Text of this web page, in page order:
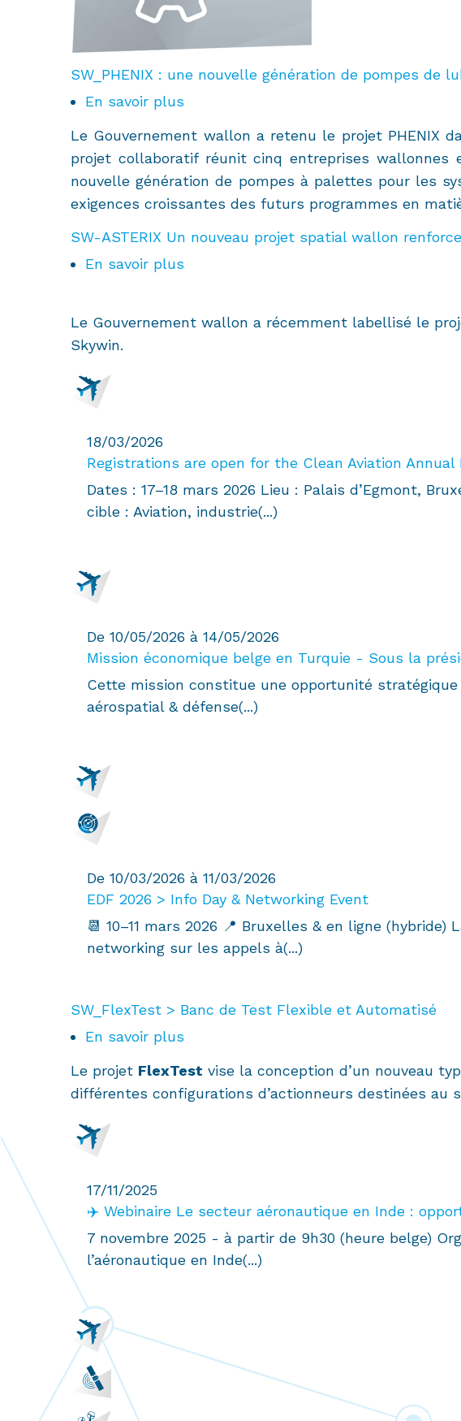
SW_PHENIX : une nouvelle génération de pompes
En savoir plus
nouvelle
de
pour
Le Gouvernement wallon a retenu le projet PHENIX
projet collaboratif réunit cinq entreprises
nouvelle génération de pompes à palettes pour les
exigences croissantes des futurs programmes en
SW-ASTERIX Un nouveau projet spatial wallon
En savoir plus
Un
l’imagerie
thermique
de
Le Gouvernement wallon a récemment labellisé le
Skywin.
18/03/2026
Registrations are open for the Clean Aviation Annual
Dates : 17–18 mars 2026 Lieu : Palais d’Egmont,
cible : Aviation, industrie(...)
De 10/05/2026 à 14/05/2026
Mission économique belge en Turquie - Sous la
Cette mission constitue une opportunité
aérospatial & défense(...)
De 10/03/2026 à 11/03/2026
EDF 2026 > Info Day & Networking Event
📆 10–11 mars 2026 📍 Bruxelles & en ligne
networking sur les appels à(...)
SW_FlexTest > Banc de Test Flexible et Automatisé
En savoir plus
Banc
Automatisé
Le projet FlexTest vise la conception d’un nouveau
différentes configurations d’actionneurs destinées au
17/11/2025
✈️ Webinaire Le secteur aéronautique en Inde :
7 novembre 2025 - à partir de 9h30 (heure belge)
l’aéronautique en Inde(...)